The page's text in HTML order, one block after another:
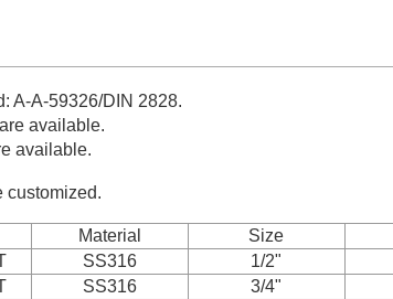
A-A-59326/DIN 2828.
available.
available.
customized.
Material Size
SS316 1/2"
SS316 3/4"